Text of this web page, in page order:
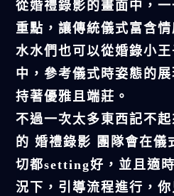
從婚禮錄影的畫面中，
重點，讓傳統儀式富含
水水們也可以從婚錄小
中，參考儀式時姿態的
持著優雅且端莊。
不過一次太多東西記不
的 婚禮錄影 團隊會在儀
切都setting好，並且適
況下，引導流程進行，